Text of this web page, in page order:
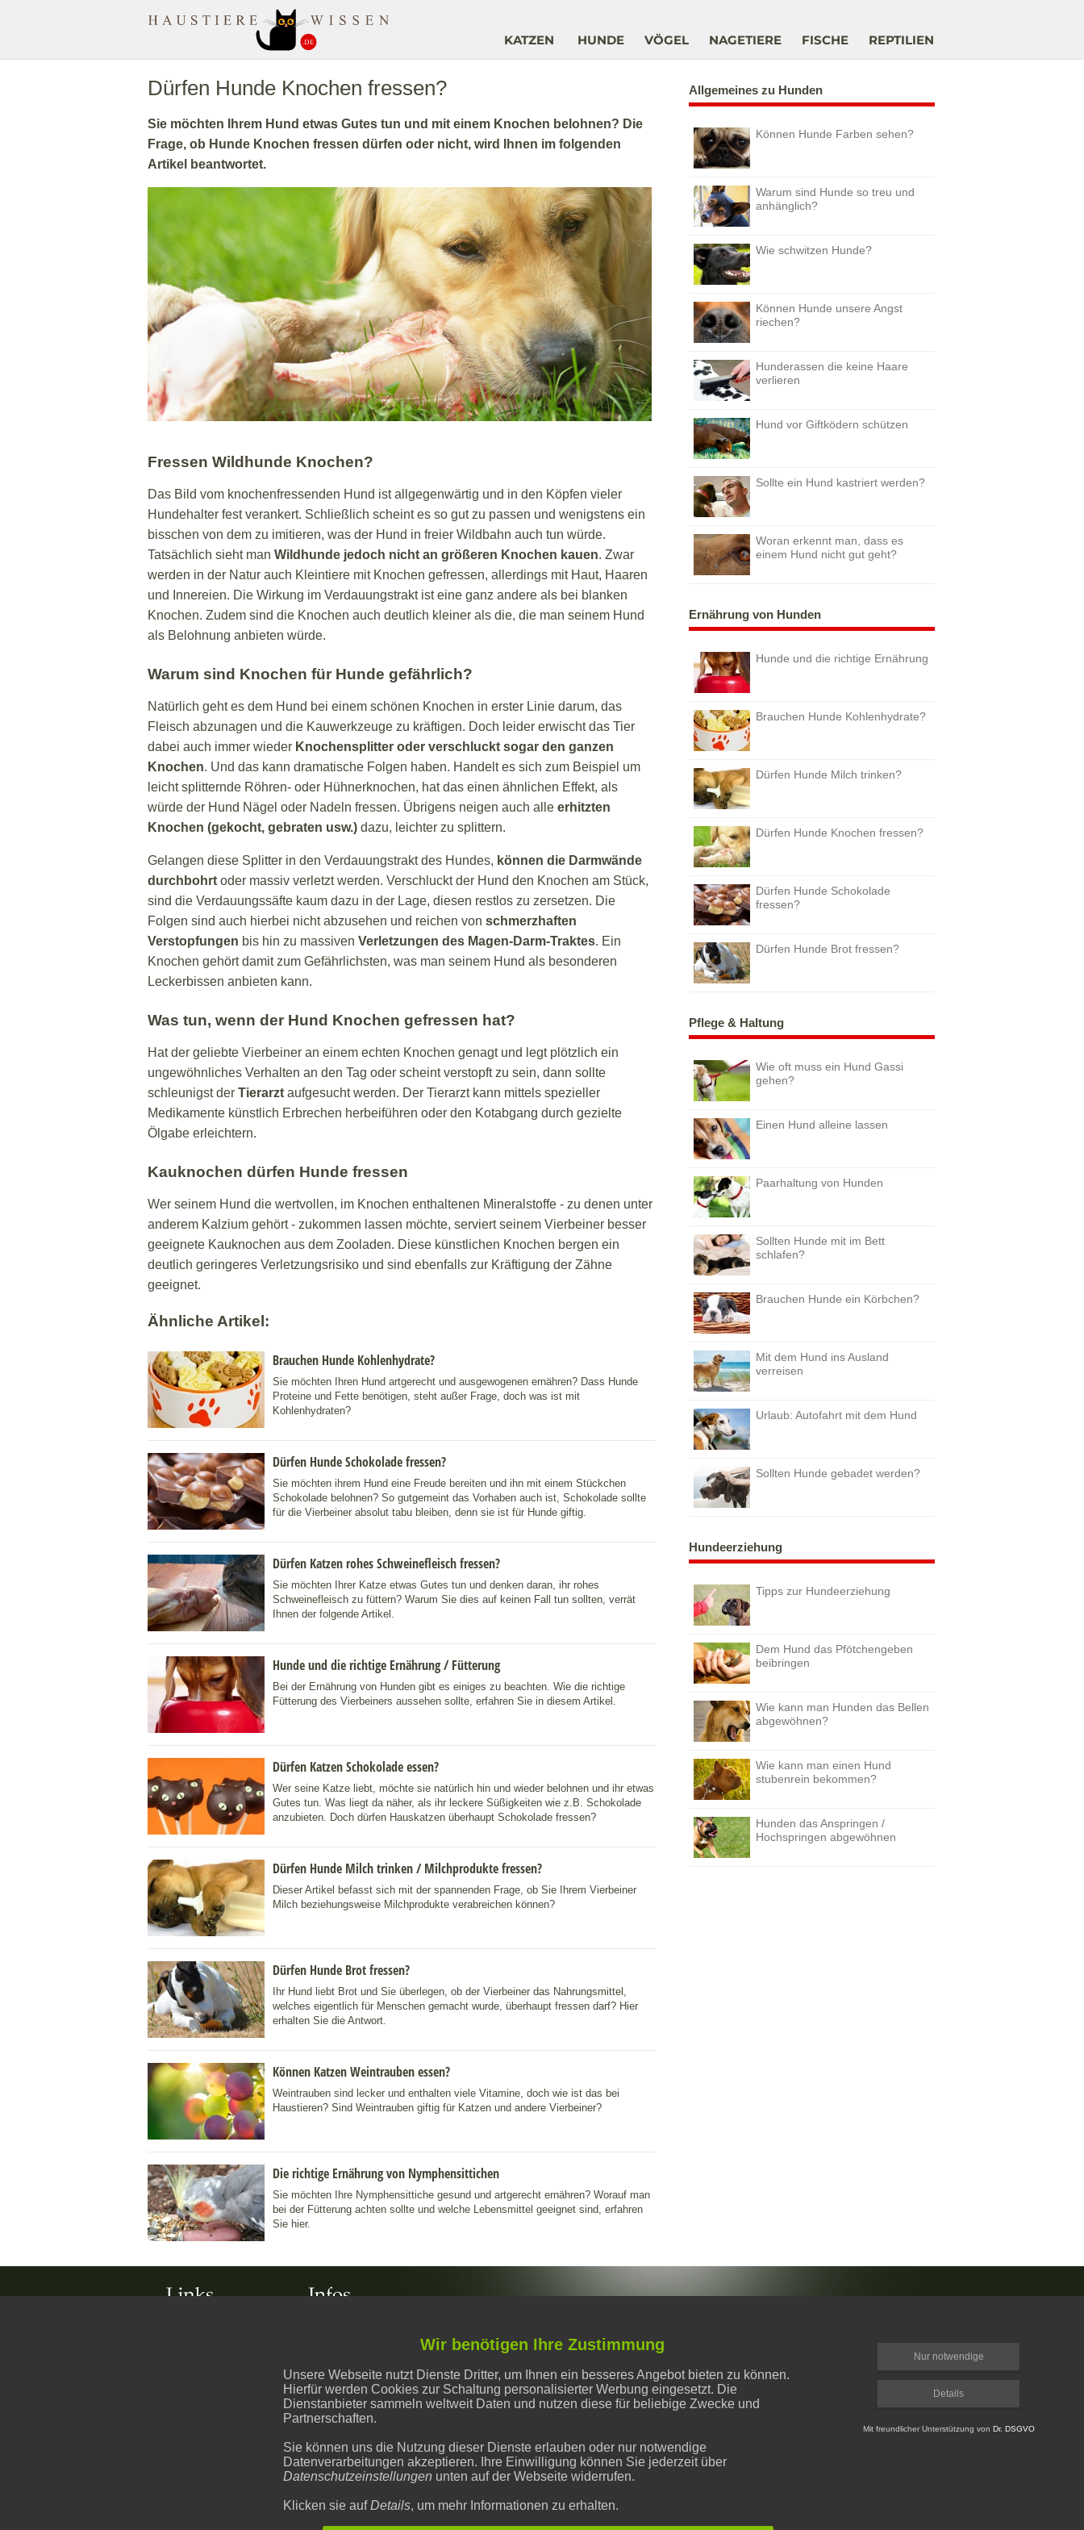
KATZEN HUNDE VÖGEL NAGETIERE FISCHE REPTILIEN
Dürfen Hunde Knochen fressen?
Sie möchten Ihrem Hund etwas Gutes tun und mit einem Knochen belohnen? Die
Frage, ob Hunde Knochen fressen dürfen oder nicht, wird Ihnen im folgenden
Artikel beantwortet.
Fressen Wildhunde Knochen?
Das Bild vom knochenfressenden Hund ist allgegenwärtig und in den Köpfen vieler
Hundehalter fest verankert. Schließlich scheint es so gut zu passen und wenigstens ein
bisschen von dem zu imitieren, was der Hund in freier Wildbahn auch tun würde.
Tatsächlich sieht man Wildhunde jedoch nicht an größeren Knochen kauen. Zwar
werden in der Natur auch Kleintiere mit Knochen gefressen, allerdings mit Haut, Haaren
und Innereien. Die Wirkung im Verdauungstrakt ist eine ganz andere als bei blanken
Knochen. Zudem sind die Knochen auch deutlich kleiner als die, die man seinem Hund
als Belohnung anbieten würde.
Warum sind Knochen für Hunde gefährlich?
Natürlich geht es dem Hund bei einem schönen Knochen in erster Linie darum, das
Fleisch abzunagen und die Kauwerkzeuge zu kräftigen. Doch leider erwischt das Tier
dabei auch immer wieder Knochensplitter oder verschluckt sogar den ganzen
Knochen. Und das kann dramatische Folgen haben. Handelt es sich zum Beispiel um
leicht splitternde Röhren- oder Hühnerknochen, hat das einen ähnlichen Effekt, als
würde der Hund Nägel oder Nadeln fressen. Übrigens neigen auch alle erhitzten
Knochen (gekocht, gebraten usw.)dazu, leichter zu splittern.
Gelangen diese Splitter in den Verdauungstrakt des Hundes, können die Darmwände
durchbohrtoder massiv verletzt werden. Verschluckt der Hund den Knochen am Stück,
sind die Verdauungssäfte kaum dazu in der Lage, diesen restlos zu zersetzen. Die
Folgen sind auch hierbei nicht abzusehen und reichen von schmerzhaften
Verstopfungen bis hin zu massiven Verletzungen des Magen-Darm-Traktes. Ein
Knochen gehört damit zum Gefährlichsten, was man seinem Hund als besonderen
Leckerbissen anbieten kann.
Was tun, wenn der Hund Knochen gefressen hat?
Hat der geliebte Vierbeiner an einem echten Knochen genagt und legt plötzlich ein
ungewöhnliches Verhalten an den Tag oder scheint verstopft zu sein, dann sollte
schleunigst der Tierarztaufgesucht werden. Der Tierarzt kann mittels spezieller
Medikamente künstlich Erbrechen herbeiführen oder den Kotabgang durch gezielte
Ölgabe erleichtern.
Kauknochen dürfen Hunde fressen
Wer seinem Hund die wertvollen, im Knochen enthaltenen Mineralstoffe - zu denen unter
anderem Kalzium gehört - zukommen lassen möchte, serviert seinem Vierbeiner besser
geeignete Kauknochen aus dem Zooladen. Diese künstlichen Knochen bergen ein
deutlich geringeres Verletzungsrisiko und sind ebenfalls zur Kräftigung der Zähne
geeignet.
Ähnliche Artikel:
Brauchen Hunde Kohlenhydrate?
Sie möchten Ihren Hund artgerecht und ausgewogenen ernähren? Dass Hunde
Proteine und Fette benötigen, steht außer Frage, doch was ist mit
Kohlenhydraten?
Dürfen Hunde Schokolade fressen?
Sie möchten ihrem Hund eine Freude bereiten und ihn mit einem Stückchen
Schokolade belohnen? So gutgemeint das Vorhaben auch ist, Schokolade sollte
für die Vierbeiner absolut tabu bleiben, denn sie ist für Hunde giftig.
Dürfen Katzen rohes Schweinefleisch fressen?
Sie möchten Ihrer Katze etwas Gutes tun und denken daran, ihr rohes
Schweinefleisch zu füttern? Warum Sie dies auf keinen Fall tun sollten, verrät
Ihnen der folgende Artikel.
Hunde und die richtige Ernährung / Fütterung
Bei der Ernährung von Hunden gibt es einiges zu beachten. Wie die richtige
Fütterung des Vierbeiners aussehen sollte, erfahren Sie in diesem Artikel.
Dürfen Katzen Schokolade essen?
Wer seine Katze liebt, möchte sie natürlich hin und wieder belohnen und ihr etwas
Gutes tun. Was liegt da näher, als ihr leckere Süßigkeiten wie z.B. Schokolade
anzubieten. Doch dürfen Hauskatzen überhaupt Schokolade fressen?
Dürfen Hunde Milch trinken / Milchprodukte fressen?
Dieser Artikel befasst sich mit der spannenden Frage, ob Sie Ihrem Vierbeiner
Milch beziehungsweise Milchprodukte verabreichen können?
Dürfen Hunde Brot fressen?
Ihr Hund liebt Brot und Sie überlegen, ob der Vierbeiner das Nahrungsmittel,
welches eigentlich für Menschen gemacht wurde, überhaupt fressen darf? Hier
erhalten Sie die Antwort.
Können Katzen Weintrauben essen?
Weintrauben sind lecker und enthalten viele Vitamine, doch wie ist das bei
Haustieren? Sind Weintrauben giftig für Katzen und andere Vierbeiner?
Die richtige Ernährung von Nymphensittichen
Sie möchten Ihre Nymphensittiche gesund und artgerecht ernähren? Worauf man
bei der Fütterung achten sollte und welche Lebensmittel geeignet sind, erfahren
Sie hier.
Allgemeines zu Hunden
Können Hunde Farben sehen?
Warum sind Hunde so treu und
anhänglich?
Wie schwitzen Hunde?
Können Hunde unsere Angst
riechen?
Hunderassen die keine Haare
verlieren
Hund vor Giftködern schützen
Sollte ein Hund kastriert werden?
Woran erkennt man, dass es
einem Hund nicht gut geht?
Ernährung von Hunden
Hunde und die richtige Ernährung
Brauchen Hunde Kohlenhydrate?
Dürfen Hunde Milch trinken?
Dürfen Hunde Knochen fressen?
Dürfen Hunde Schokolade
fressen?
Dürfen Hunde Brot fressen?
Pflege & Haltung
Wie oft muss ein Hund Gassi
gehen?
Einen Hund alleine lassen
Paarhaltung von Hunden
Sollten Hunde mit im Bett
schlafen?
Brauchen Hunde ein Körbchen?
Mit dem Hund ins Ausland
verreisen
Urlaub: Autofahrt mit dem Hund
Sollten Hunde gebadet werden?
Hundeerziehung
Tipps zur Hundeerziehung
Dem Hund das Pfötchengeben
beibringen
Wie kann man Hunden das Bellen
abgewöhnen?
Wie kann man einen Hund
stubenrein bekommen?
Hunden das Anspringen /
Hochspringen abgewöhnen
DATENSCHUTZEINSTELLUNGEN
HAFTUNGSAUSSCHLUSS
Wir benötigen Ihre Zustimmung
Unsere Webseite nutzt Dienste Dritter, um Ihnen ein besseres Angebot bieten zu können.
Hierfür werden Cookies zur Schaltung personalisierter Werbung eingesetzt. Die
Dienstanbieter sammeln weltweit Daten und nutzen diese für beliebige Zwecke und
Partnerschaften.
Sie können uns die Nutzung dieser Dienste erlauben oder nur notwendige
Datenverarbeitungen akzeptieren. Ihre Einwilligung können Sie jederzeit über
Datenschutzeinstellungen unten auf der Webseite widerrufen.
Klicken sie aufDetails, um mehr Informationen zu erhalten.
Nur notwendige
Details
Mit freundlicher Unterstützung von Dr. DSGVO